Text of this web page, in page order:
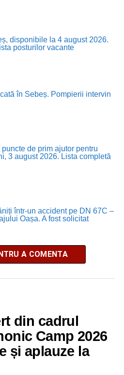
disponibile la 4 august 2026.
posturilor vacante
în Sebeș. Pompierii intervin
de prim ajutor pentru
3 august 2026. Lista completă
într-un accident pe DN 67C –
Oașa. A fost solicitat
A COMENTA
din cadrul
Camp 2026
și aplauze la